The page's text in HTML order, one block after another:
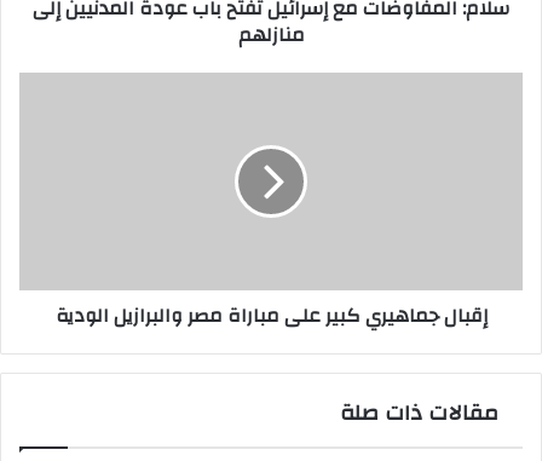
منازلهم
سلام: المفاوضات مع إسرائيل تفتح باب عودة المدنيين إلى
منازلهم
إقبال جماهيري كبير على مباراة مصر والبرازيل الودية
مقالات ذات صلة